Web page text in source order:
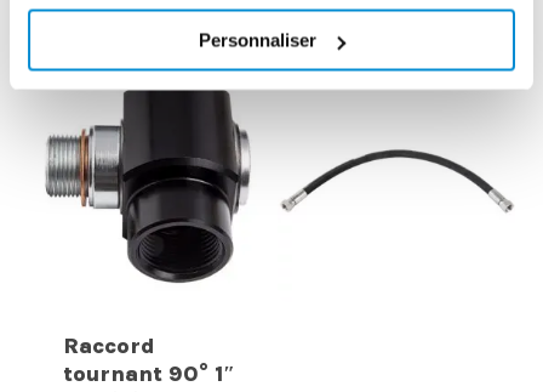
Personnaliser
INTERESSER
Raccord
tournant 90° 1″